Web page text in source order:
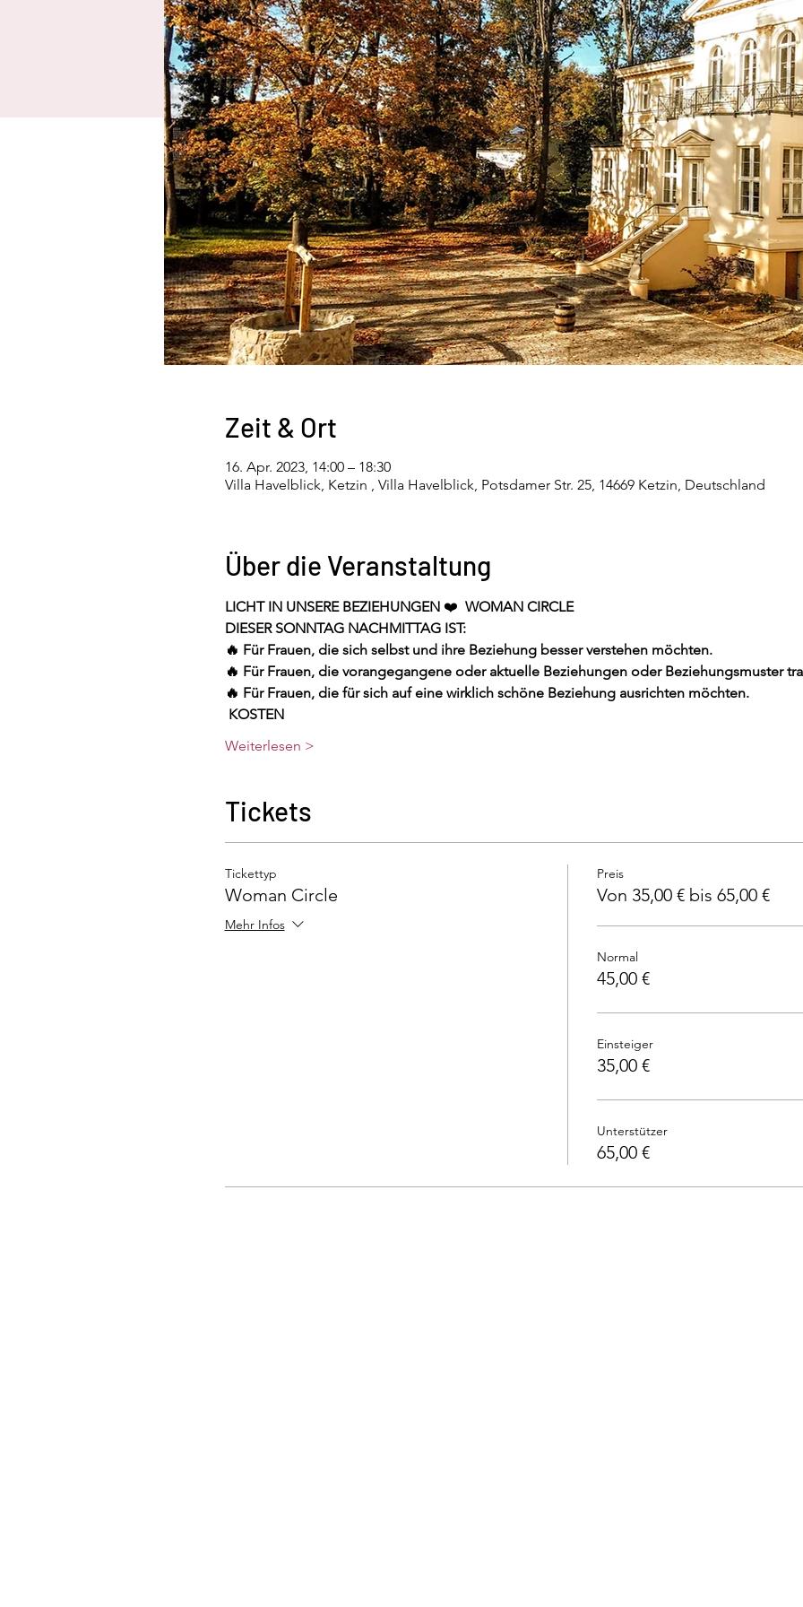
Zeit & Ort
16. Apr. 2023, 14:00 – 18:30
Villa Havelblick, Ketzin , Villa Havelblick, Potsdamer Str. 25, 14669 Ketzin, Deutschland
Über die Veranstaltung
LICHT IN UNSERE BEZIEHUNGEN ❤️ WOMAN CIRCLE
DIESER SONNTAG NACHMITTAG IST:
🔥 Für Frauen, die sich selbst und ihre Beziehung besser verstehen möchten.
🔥 Für Frauen, die vorangegangene oder aktuelle Beziehungen oder Beziehungsmuster
🔥 Für Frauen, die für sich auf eine wirklich schöne Beziehung ausrichten möchten.
KOSTEN
Weiterlesen >
Tickets
Tickettyp
Woman Circle
Mehr Infos
Preis
Von 35,00 € bis 65,00 €
Normal
45,00 €
Einsteiger
35,00 €
Unterstützer
65,00 €